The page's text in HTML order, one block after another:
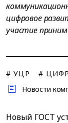
цифровое
участие
# УЦР
#
Новости
Новый ГОСТ